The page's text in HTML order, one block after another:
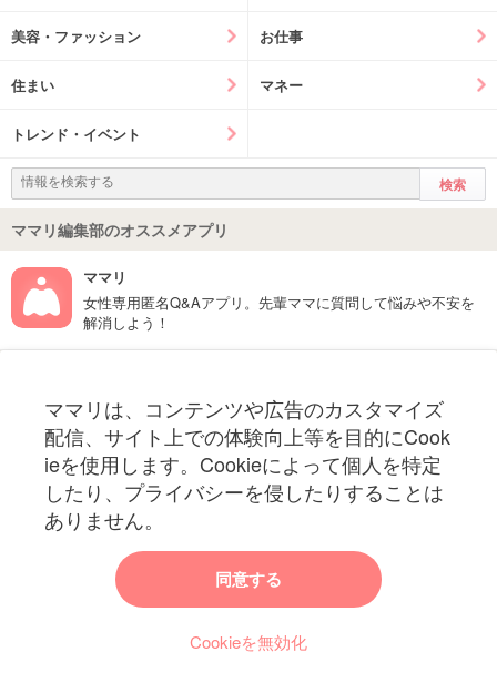
美容・ファッション お仕事
住まい マネー
トレンド・イベント
ママリ編集部のオススメアプリ
ママリ
女性専用匿名Q&Aアプリ。先輩ママに質問して悩みや不安を
解消しよう！
ママリは、コンテンツや広告のカスタマイズ
配信、サイト上での体験向上等を目的にCook
ieを使用します。Cookieによって個人を特定
したり、プライバシーを侵したりすることは
ありません。
同意する
Cookieを無効化
妊娠〜子育て中のお役立ち情報を配信中
ママリからのお知らせ
今ママリで読みたい記事は何ですか？
ママリ編集部がみなさんのご意見をもとに記事を作成させていただきま